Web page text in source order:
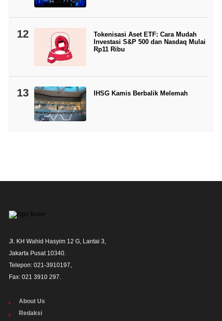
12
Tokenisasi Aset ETF: Cara Mudah
Investasi S&P 500 dan Nasdaq Mulai
Rp11 Ribu
13 IHSG Kamis Berbalik Melemah
Jl. KH Wahid Hasyim 12 G, Lantai 3,
Jakarta Pusat 10340.
Telepon: 021-3910197,
Fax: 021 3910 297.
About Us
Redaksi